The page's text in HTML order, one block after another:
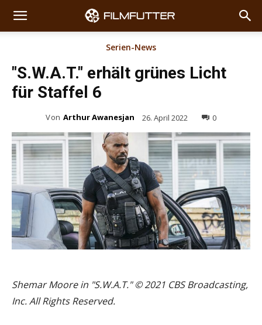
Serien-News
"S.W.A.T." erhält grünes Licht
für Staffel 6
Von Arthur Awanesjan 26. April 2022 0
Shemar Moore in "S.W.A.T." © 2021 CBS Broadcasting,
Inc. All Rights Reserved.